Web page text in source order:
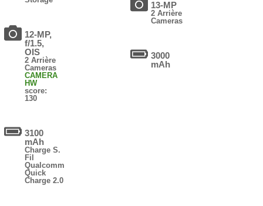
12-MP,
f/1.5,
OIS
2 Arrière
Cameras
CAMERA
HW
score:
130
3100
mAh
Charge S.
Fil
Qualcomm
Quick
Charge 2.0
13-MP
2 Arrière
Cameras
3000
mAh